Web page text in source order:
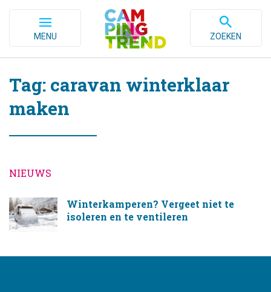
MENU ZOEKEN
Tag: caravan winterklaar
maken
NIEUWS
Winterkamperen? Vergeet niet te
isoleren en te ventileren